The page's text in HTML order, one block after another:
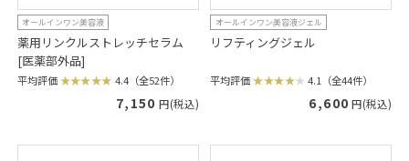
オールインワン美容液
薬用リンクルストレッチセラム
[医薬部外品]
平均評価 4.4（全52件）
7,150 円(税込)
オールインワン美容液ジェル
リフティングジェル
平均評価 4.1（全44件）
6,600 円(税込)